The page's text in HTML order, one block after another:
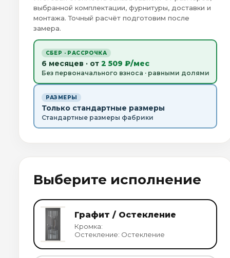
выбранной комплектации, фурнитуры, доставки и
монтажа. Точный расчёт подготовим после
замера.
СБЕР · РАССРОЧКА
6 месяцев · от 2 509 ₽/мес
Без первоначального взноса · равными долями
РАЗМЕРЫ
Только стандартные размеры
Стандартные размеры фабрики
Выберите исполнение
Графит / Остекление
Кромка:
Остекление: Остекление